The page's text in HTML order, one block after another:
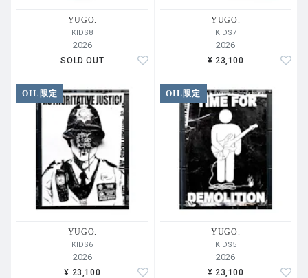
YUGO.
KIDS8
2026
SOLD OUT
YUGO.
KIDS7
2026
¥ 23,100
OIL限定
YUGO.
KIDS6
2026
¥ 23,100
OIL限定
YUGO.
KIDS5
2026
¥ 23,100